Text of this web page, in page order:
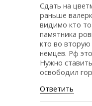
Сдать на
раньше
видимо кто то
памятника
кто во
немцев. Рф
Нужно
освободил
Ответить